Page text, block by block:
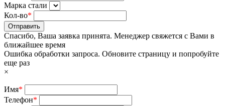
Марка стали
Кол-во*
Отправить
Спасибо, Ваша заявка принята. Менеджер свяжется с Вами в
ближайшее время
Ошибка обработки запроса. Обновите страницу и попробуйте
еще раз
×
Имя*
Телефон*